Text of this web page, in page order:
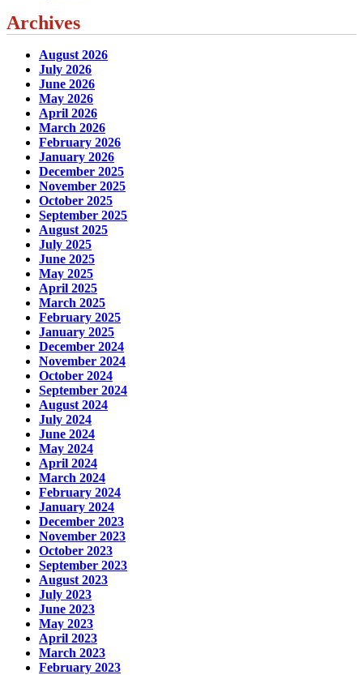
Archives
August 2026
July 2026
June 2026
May 2026
April 2026
March 2026
February 2026
January 2026
December 2025
November 2025
October 2025
September 2025
August 2025
July 2025
June 2025
May 2025
April 2025
March 2025
February 2025
January 2025
December 2024
November 2024
October 2024
September 2024
August 2024
July 2024
June 2024
May 2024
April 2024
March 2024
February 2024
January 2024
December 2023
November 2023
October 2023
September 2023
August 2023
July 2023
June 2023
May 2023
April 2023
March 2023
February 2023